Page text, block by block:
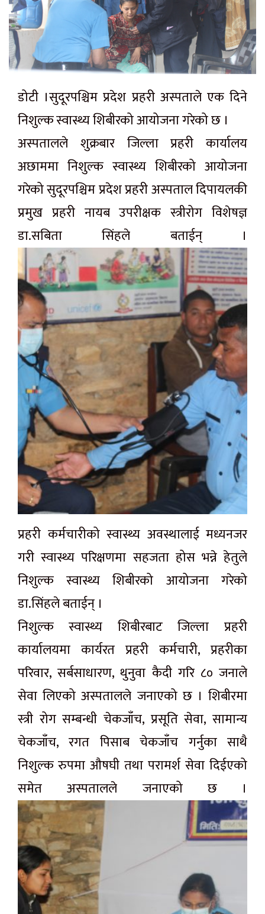
डोटी ।सुदूरपश्चिम प्रदेश प्रहरी अस्पताले एक दिने
निशुल्क स्वास्थ्य शिबीरको आयोजना गरेको छ ।
अस्पतालले शुक्रबार जिल्ला प्रहरी कार्यालय
अछाममा निशुल्क स्वास्थ्य शिबीरको आयोजना
गरेको सुदूरपश्चिम प्रदेश प्रहरी अस्पताल दिपायलकी
प्रमुख प्रहरी नायब उपरीक्षक स्त्रीरोग विशेषज्ञ
डा.सबिता सिंहले बताईन् ।
प्रहरी कर्मचारीको स्वास्थ्य अवस्थालाई मध्यनजर
गरी स्वास्थ्य परिक्षणमा सहजता होस भन्ने हेतुले
निशुल्क स्वास्थ्य शिबीरको आयोजना गरेको
डा.सिंहले बताईन् ।
निशुल्क स्वास्थ्य शिबीरबाट जिल्ला प्रहरी
कार्यालयमा कार्यरत प्रहरी कर्मचारी, प्रहरीका
परिवार, सर्बसाधारण, थुनुवा कैदी गरि ८० जनाले
सेवा लिएको अस्पतालले जनाएको छ । शिबीरमा
स्त्री रोग सम्बन्धी चेकजाँच, प्रसूति सेवा, सामान्य
चेकजाँच, रगत पिसाब चेकजाँच गर्नुका साथै
निशुल्क रुपमा औषघी तथा परामर्श सेवा दिईएको
समेत अस्पतालले जनाएको छ ।